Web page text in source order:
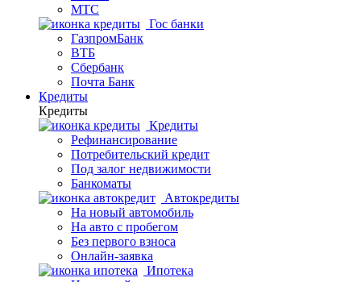
МТС
Гос банки
ГазпромБанк
ВТБ
Сбербанк
Почта Банк
Кредиты
Кредиты
Кредиты
Рефинансирование
Потребительский кредит
Под залог недвижимости
Банкоматы
Автокредиты
На новый автомобиль
На авто с пробегом
Без первого взноса
Онлайн-заявка
Ипотека